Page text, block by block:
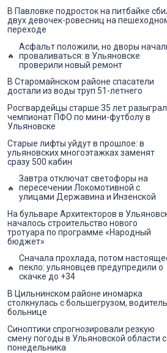
В Павловке подросток на питбайке
двух девочек-ровесниц на
переходе
Асфальт положили, но дворы
проваливаться: в Ульяновске
проверили новый ремонт
В Старомайнском районе спасатели
достали из воды труп 51-летнего
Росгвардейцы старше 35 лет
чемпионат ПФО по мини-футболу в
Ульяновске
Старые лифты уйдут в прошлое: в
ульяновских многоэтажках заменят
сразу 500 кабин
Завтра отключат светофоры на
пересечении Локомотивной с
улицами Державина и Инзенской
На бульваре Архитекторов в
началось строительство нового
тротуара по программе «Народный
бюджет»
Сначала прохлада, потом
пекло: ульяновцев предупредили о
скачке до +34
В Цильнинском районе иномарка
столкнулась с большегрузом,
больнице
Синоптики спрогнозировали резкую
смену погоды в Ульяновской области с
понедельника